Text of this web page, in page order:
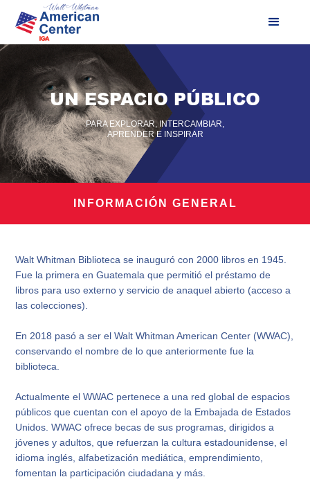
UN ESPACIO PÚBLICO
PARA EXPLORAR, INTERCAMBIAR,
APRENDER E INSPIRAR
INFORMACIÓN GENERAL
Walt Whitman Biblioteca se inauguró con 2000 libros en 1945.
Fue la primera en Guatemala que permitió el préstamo de
libros para uso externo y servicio de anaquel abierto (acceso a
las colecciones).
En 2018 pasó a ser el Walt Whitman American Center (WWAC),
conservando el nombre de lo que anteriormente fue la
biblioteca.
Actualmente el WWAC pertenece a una red global de espacios
públicos que cuentan con el apoyo de la Embajada de Estados
Unidos. WWAC ofrece becas de sus programas, dirigidos a
jóvenes y adultos, que refuerzan la cultura estadounidense, el
idioma inglés, alfabetización mediática, emprendimiento,
fomentan la participación ciudadana y más.